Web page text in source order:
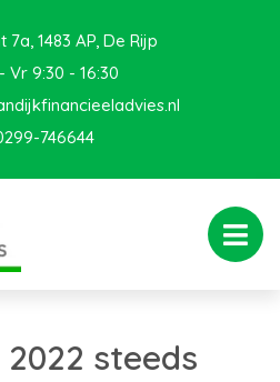
7a, 1483 AP, De Rijp
Vr 9:30 - 16:30
746644
steeds